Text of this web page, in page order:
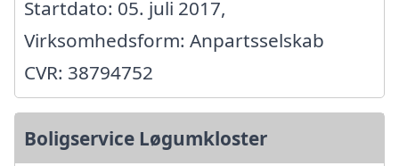
Startdato: 05. juli 2017,
Virksomhedsform: Anpartsselskab
CVR: 38794752
Boligservice Løgumkloster